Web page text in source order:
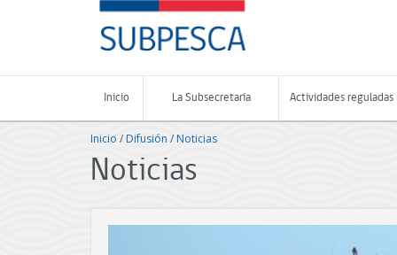
-
Subsecretaría
de
Pesca
Acuicultura
-
Gobierno
de
Inicio La Subsecretaría Actividades reguladas
Inicio /Difusión /Noticias
Noticias